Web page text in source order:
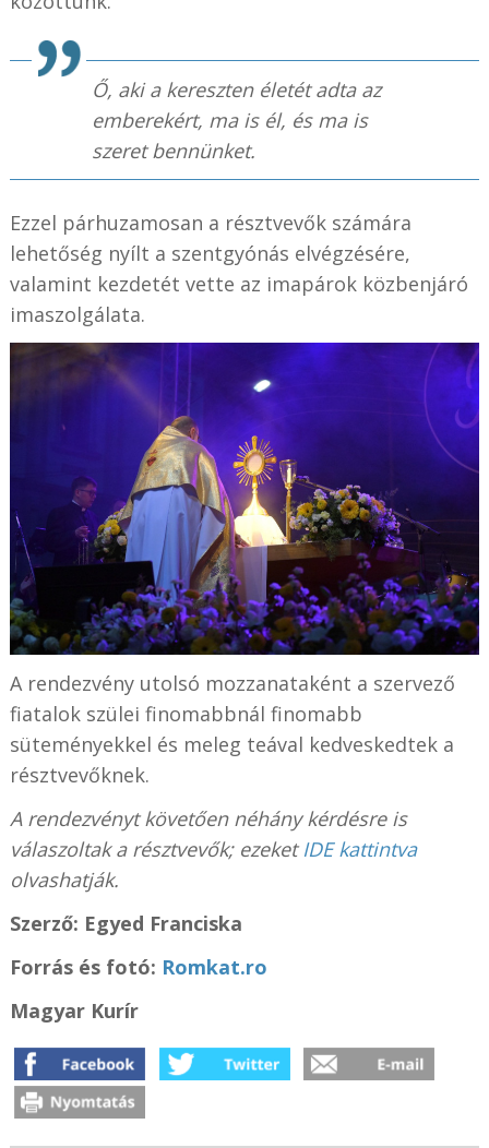
Ő, aki a kereszten életét adta az
emberekért, ma is él, és ma is
szeret bennünket.
Ezzel párhuzamosan a résztvevők számára
lehetőség nyílt a szentgyónás elvégzésére,
valamint kezdetét vette az imapárok közbenjáró
imaszolgálata.
A rendezvény utolsó mozzanataként a szervező
fiatalok szülei finomabbnál finomabb
süteményekkel és meleg teával kedveskedtek a
résztvevőknek.
A rendezvényt követően néhány kérdésre is
válaszoltak a résztvevők; ezeketIDE kattintva
olvashatják.
Szerző: Egyed Franciska
Forrás és fotó: Romkat.ro
Magyar Kurír